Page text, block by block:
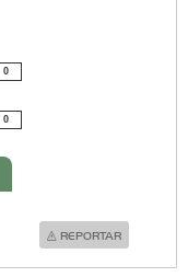
0
0
REPORTAR